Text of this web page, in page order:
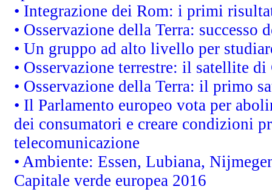
• Integrazione dei Rom: i primi
• Osservazione della Terra:
• Un gruppo ad alto livello per
• Osservazione terrestre: il satellite
• Osservazione della Terra: il primo
• Il Parlamento europeo vota per
dei consumatori e creare condizioni
telecomunicazione
• Ambiente: Essen, Lubiana,
Capitale verde europea 2016